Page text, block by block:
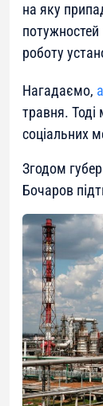
на яку
роботу
Нагадаємо,
травня. Тоді
соціальних
Згодом
Бочаров